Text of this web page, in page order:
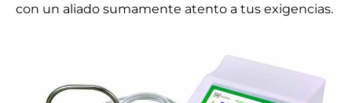
con un aliado sumamente atento a tus exigencias.